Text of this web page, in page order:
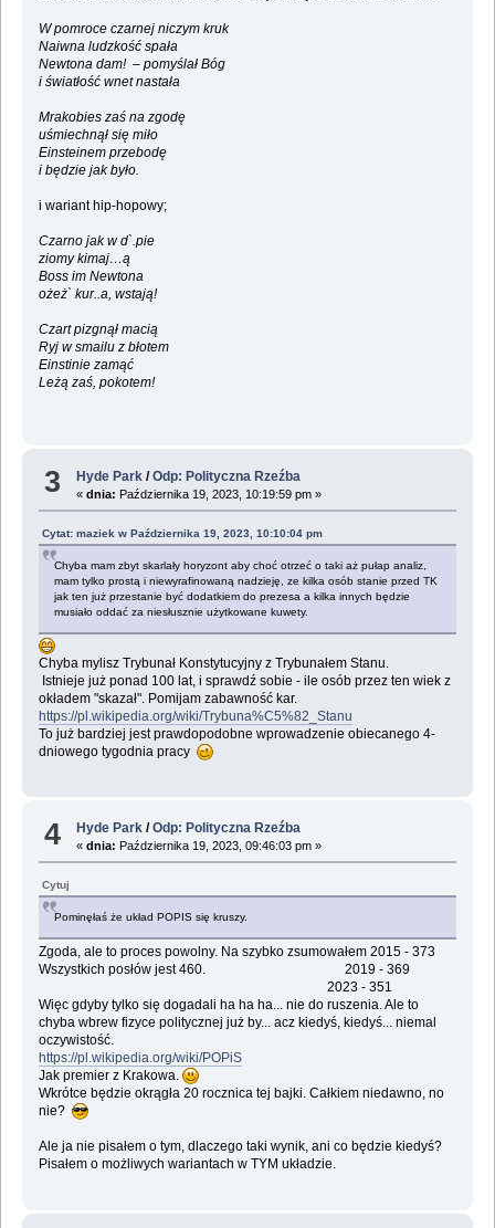
W pomroce czarnej niczym kruk
Naiwna ludzkość spała
Newtona dam! – pomyślał Bóg
i światłość wnet nastała
Mrakobies zaś na zgodę
uśmiechnął się miło
Einsteinem przebodę
i będzie jak było.
i wariant hip-hopowy;
Czarno jak w d`.pie
ziomy kimaj…ą
Boss im Newtona
ożeż` kur..a, wstają!
Czart pizgnął macią
Ryj w smailu z błotem
Einstinie zamąć
Leżą zaś, pokotem!
3 Hyde Park /Odp: Polityczna Rzeźba
«dnia: Października 19, 2023, 10:19:59 pm »
Cytat: maziek w Października 19, 2023, 10:10:04 pm
Chyba mam zbyt skarlały horyzont aby choć otrzeć o taki aż pułap analiz,
mam tylko prostą i niewyrafinowaną nadzieję, ze kilka osób stanie przed TK
jak ten już przestanie być dodatkiem do prezesa a kilka innych będzie
musiało oddać za niesłusznie użytkowane kuwety.
Chyba mylisz Trybunał Konstytucyjny z Trybunałem Stanu.
Istnieje już ponad 100 lat, i sprawdź sobie - ile osób przez ten wiek z
okładem "skazał". Pomijam zabawność kar.
https://pl.wikipedia.org/wiki/Trybuna%C5%82_Stanu
To już bardziej jest prawdopodobne wprowadzenie obiecanego 4-
dniowego tygodnia pracy
4 Hyde Park /Odp: Polityczna Rzeźba
«dnia: Października 19, 2023, 09:46:03 pm »
Cytuj
Pominęłaś że układ POPIS się kruszy.
Zgoda, ale to proces powolny. Na szybko zsumowałem 2015 - 373
Wszystkich posłów jest 460. 2019 - 369
2023 - 351
Więc gdyby tylko się dogadali ha ha ha... nie do ruszenia. Ale to
chyba wbrew fizyce politycznej już by... acz kiedyś, kiedyś... niemal
oczywistość.
https://pl.wikipedia.org/wiki/POPiS
Jak premier z Krakowa.
Wkrótce będzie okrągła 20 rocznica tej bajki. Całkiem niedawno, no
nie?
Ale ja nie pisałem o tym, dlaczego taki wynik, ani co będzie kiedyś?
Pisałem o możliwych wariantach w TYM układzie.